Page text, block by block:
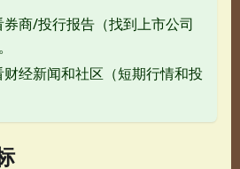
商/投行报告（找到上市公司
经新闻和社区（短期行情和投